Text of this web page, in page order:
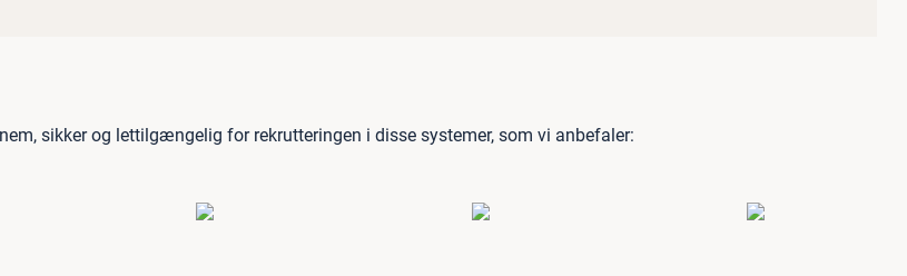
sikker og lettilgængelig for rekrutteringen i disse systemer, som vi anbefaler: